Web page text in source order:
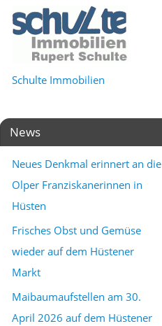
Schulte Immobilien
News
Neues Denkmal erinnert an die
Olper Franziskanerinnen in
Hüsten
Frisches Obst und Gemüse
wieder auf dem Hüstener
Markt
Maibaumaufstellen am 30.
April 2026 auf dem Hüstener